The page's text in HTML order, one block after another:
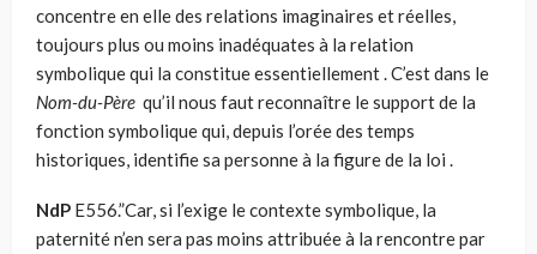
concentre en elle des relations imaginaires et réelles,
toujours plus ou moins inadéquates à la relation
symbolique qui la constitue essentiellement . C’est dans le
Nom-du-Père qu’il nous faut reconnaître le support de la
fonction symbolique qui, depuis l’orée des temps
historiques, identifie sa personne à la figure de la loi .
NdP E556.”Car, si l’exige le contexte symbolique, la
paternité n’en sera pas moins attribuée à la rencontre par